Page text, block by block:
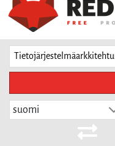
suomi